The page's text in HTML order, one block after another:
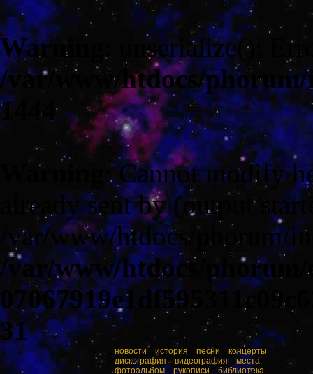
Warning
: unserialize():
/var/www/htdocs/
1444
Warning
: Cannot modify
already sent by (output
/var/www/htdocs/phorum/
/var/www/htdocs/
31
новости :: история песни концерты
дискография ::видеография::места::
::фотоальбом ::рукописи библиотека